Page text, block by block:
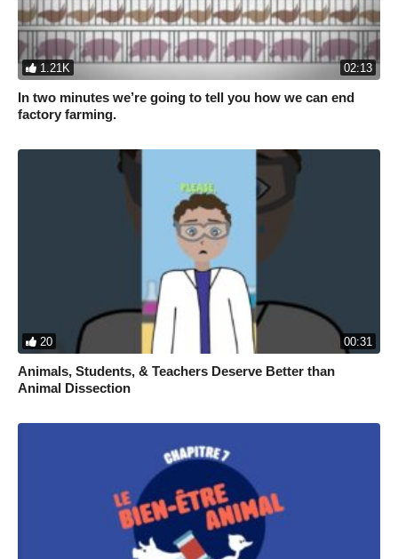
1.21K 02:13
In two minutes we’re going to tell you how we can end
factory farming.
20 00:31
Animals, Students, & Teachers Deserve Better than
Animal Dissection